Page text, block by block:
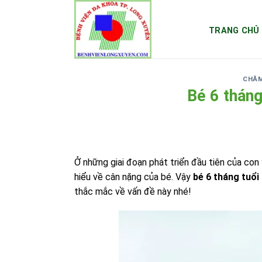
TRANG CHỦ
Bé 6
Ở những giai đoạn phát triển đầu tiên của
hiểu về cân nặng của bé. Vậy bé 6 tháng tuổi
thắc mắc về vấn đề này nhé!